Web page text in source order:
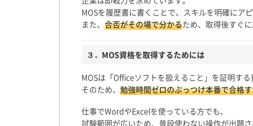
MOSを履歴書に書くことで、スキルを明確にアピ
また、 合否がその場で分かるため、取得後すぐ
３．MOS資格を取得するためには
MOSは「Officeソフトを扱えること」を証明する
そのため、 勉強時間ゼロのぶっつけ本番で合格
仕事でWordやExcelを使っている方でも、
試験範囲が広いため、普段使わない操作が出題さ